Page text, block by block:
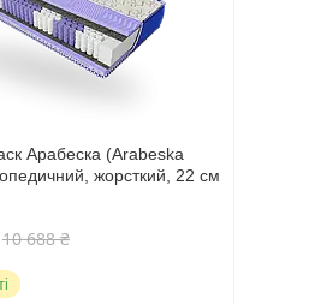
Арабеска (Arabeska
жорсткий, 22 см
10 688 ₴